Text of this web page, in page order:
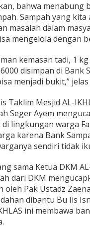
bahwa menabung
Sampah yang
masalah dalam
mengelola dengan
kemasan tadi, 1
disimpan di Bank
menjadi bukit,”
Taklim Mesjid AL-
Seger Ayem
lingkungan warga
karena Bank
sendiri tidak
sama Ketua DKM
dari DKM
oleh Pak Ustadz
dibantu Bu Iis
ini membawa